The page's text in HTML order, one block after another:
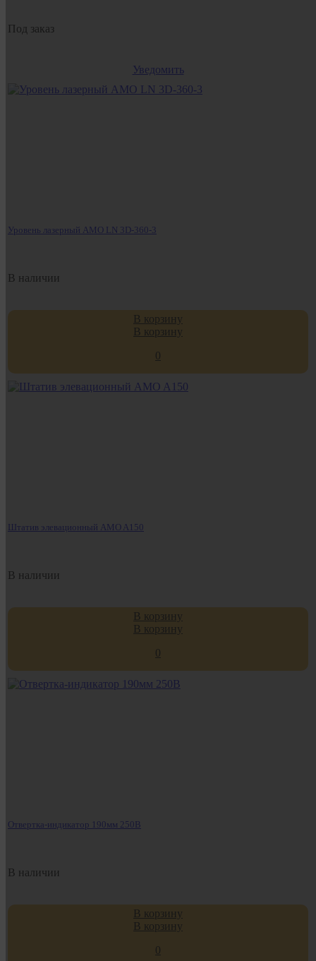
Под заказ
Уведомить
Уровень лазерный AMO LN 3D-360-3
В наличии
В корзину
В корзину
0
Штатив элевационный AMO A150
В наличии
В корзину
В корзину
0
Отвертка-индикатор 190мм 250В
В наличии
В корзину
В корзину
0